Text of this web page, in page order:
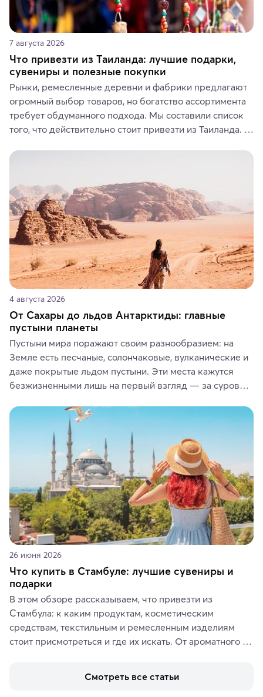
7 августа 2026
Что привезти из Таиланда: лучшие подарки,
сувениры и полезные покупки
Рынки, ремесленные деревни и фабрики предлагают
огромный выбор товаров, но богатство ассортимента
требует обдуманного подхода. Мы составили список
того, что действительно стоит привезти из Таиланда.
средства, одежду, украшения, предметы интерьера
где их купить.
4 августа 2026
От Сахары до льдов Антарктиды: главные
пустыни планеты
Пустыни мира поражают своим разнообразием: на
Земле есть песчаные, солончаковые, вулканические и
даже покрытые льдом пустыни. Эти места кажутся
безжизненными лишь на первый взгляд — за суровой
животные и маршруты, которые дарят одни из самых
ярких впечатлений от путешествий.
26 июня 2026
Что купить в Стамбуле: лучшие сувениры и
подарки
В этом обзоре рассказываем, что привезти из
Стамбула: к каким продуктам, косметическим
средствам, текстильным и ремесленным изделиям
стоит присмотреться и где их искать. От ароматного
аутентичных лавках — в подарок близким или себе на
Смотреть все статьи